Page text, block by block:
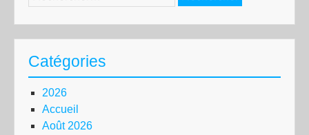
Catégories
2026
Accueil
Août 2026